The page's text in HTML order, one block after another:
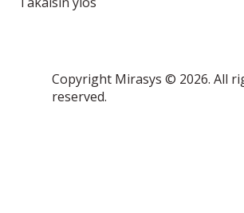
Copyright Mirasys © 2026. All
reserved.